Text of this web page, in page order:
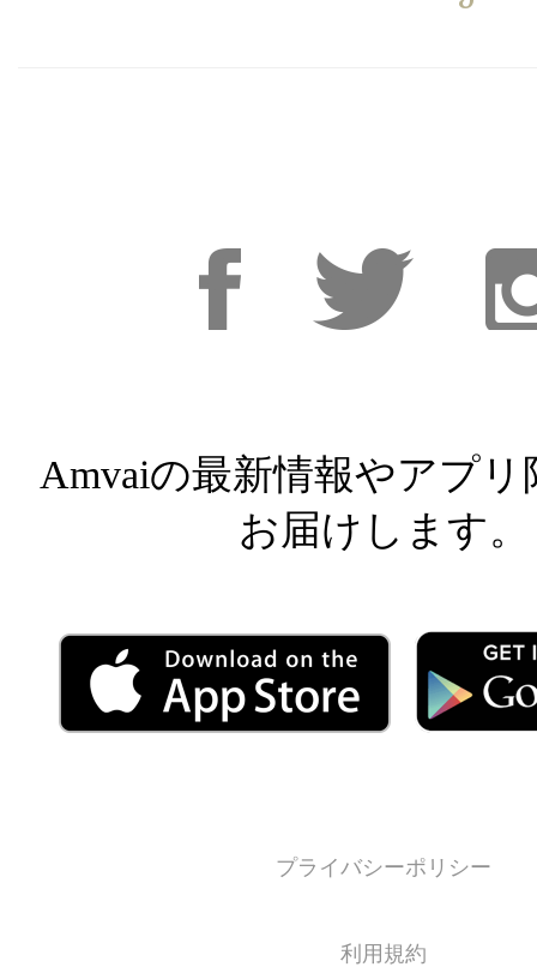
Amvaiの最新情報やアプリ
お届けします。
プライバシーポリシー
利用規約